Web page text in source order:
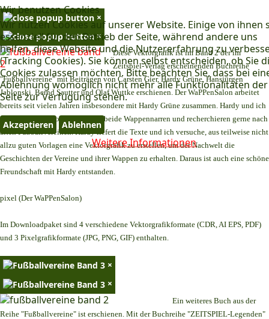
Wir benutzen Cookies
Wir nutzen Cookies auf unserer Website. Einige von ihnen
essenziell für den Betrieb der Seite, während andere uns
helfen, diese Website und die Nutzererfahrung zu
(Tracking Cookies). Sie können selbst entscheiden, ob Sie
Cookies zulassen möchten. Bitte beachten Sie, dass bei
Ablehnung womöglich nicht mehr alle Funktionalitäten der
Seite zur Verfügung stehen.
Akzeptieren Ablehnen
Weitere Informationen
×
×
Diese Vektorgrafik ist im Band 2 der im
Zeitspiel-Verlag erscheinenden Buchreihe
"Fußballvereine" mit Beiträgen von Carsten Gier, Hardy Grüne, Hansjürgen
Jablonski, Bernd Sautter und Olaf Wuttke erschienen. Der WaPPenSalon arbeitet
bereits seit vielen Jahren insbesondere mit Hardy Grüne zusammen. Hardy und ich
teilen dasselbe Hobby. Wir sind beide Wappennarren und recherchieren gerne nach
alten Fußballvereinen. Hardy liefert die Texte und ich versuche, aus teilweise nicht
allzu guten Vorlagen eine Vektorgrafik zu erstellen, um der Nachwelt die
Geschichten der Vereine und ihrer Wappen zu erhalten. Daraus ist auch eine schöne
Freundschaft mit Hardy entstanden.
pixel (Der WaPPenSalon)
Im Downloadpaket sind 4 verschiedene Vektorgrafikformate (CDR, AI EPS, PDF)
und 3 Pixelgrafikformate (JPG, PNG, GIF) enthalten.
×
×
Ein weiteres Buch aus der
Reihe "Fußballvereine" ist erschienen. Mit der Buchreihe "ZEITSPIEL-Legenden"